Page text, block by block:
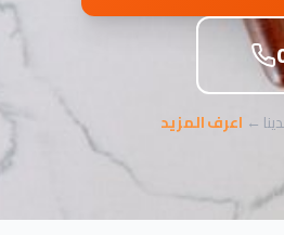
← اعرف المزيد